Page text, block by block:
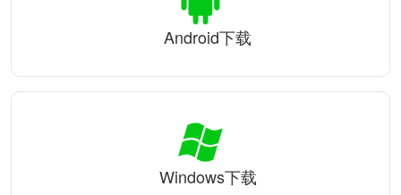
Android下载
Windows下载